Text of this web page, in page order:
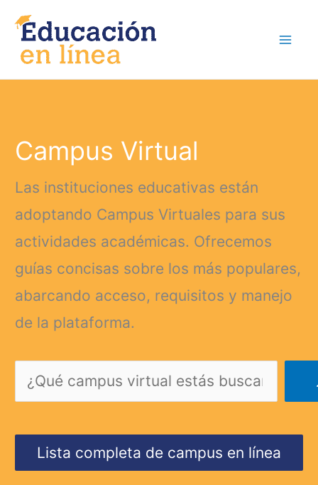
contenido
Campus Virtual
Las instituciones educativas están
adoptando Campus Virtuales para sus
actividades académicas. Ofrecemos
guías concisas sobre los más populares,
abarcando acceso, requisitos y manejo
de la plataforma.
Buscar
Lista completa de campus en línea